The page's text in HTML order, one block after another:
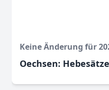
Keine Änderung für
Oechsen: